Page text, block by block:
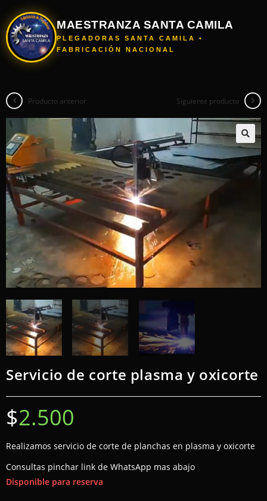
MAESTRANZA SANTA CAMILA
PLEGADORAS SANTA CAMILA •
FABRICACIÓN NACIONAL
Producto anterior Siguiente producto
🔍
Servicio de corte plasma y oxicorte
$2.500
Realizamos servicio de corte de planchas en plasma y oxicorte
Consultas pinchar link de WhatsApp mas abajo
Disponible para reserva